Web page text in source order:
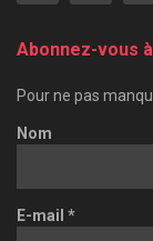
Abonnez-vous
Pour ne pas
Nom
E-mail *